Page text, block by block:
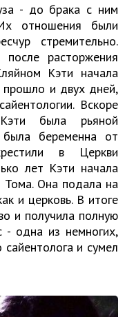
- до брака с ним
отношения были
стремительно.
после расторжения
Кэти начала
прошло и двух дней,
Вскоре
была рьяной
была беременна от
в Церкви
лет Кэти начала
Тома. Она подала на
и церковь. В итоге
и получила полную
- одна из немногих,
и сумел